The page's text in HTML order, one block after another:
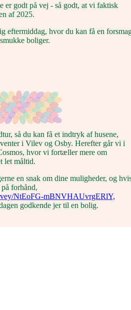
er godt på vej - så godt, at vi faktisk
af 2025.
eftermiddag, hvor du kan få en
boliger.
så du kan få et indtryk af husene,
i Vilev og Osby. Herefter går vi i
hvor vi fortæller mere om
let måltid.
en snak om dine muligheder, og
forhånd,
NtEoFG-mBNVHAUvrgERlY,
godkende jer til en bolig.